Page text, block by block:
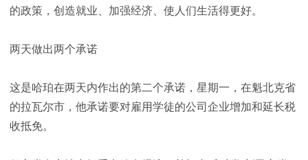
的政策，创造就业、加强经济、使人们生活得更好。
两天做出两个承诺
这是哈珀在两天内作出的第二个承诺，星期一，在魁北克省
的拉瓦尔市，他承诺要对雇用学徒的公司企业增加和延长税
收抵免。